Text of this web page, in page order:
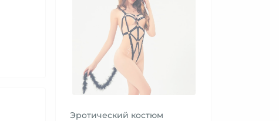
Эротический костюм